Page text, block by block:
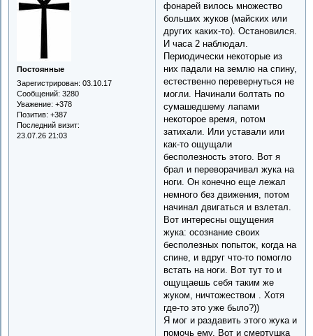
Постоянные
Зарегистрирован: 03.10.17
Сообщений: 3280
Уважение: +378
Позитив: +387
Последний визит:
23.07.26 21:03
фонарей вилось множество
больших жуков (майских или
других каких-то). Остановился.
И часа 2 наблюдал.
Периодически некоторые из
них падали на землю на спину,
естественно перевернуться не
могли. Начинали болтать по
сумашедшему лапами
некоторое время, потом
затихали. Или уставали или
как-то ощущали
бесполезность этого. Вот я
брал и переворачивал жука на
ноги. Он конечно еще лежал
немного без движения, потом
начинал двигаться и взлетал.
Вот интересны ощущения
жука: осознание своих
бесполезных попыток, когда на
спине, и вдруг что-то помогло
встать на ноги. Вот тут то и
ощущаешь себя таким же
жуком, ничтожеством . Хотя
где-то это уже было?))
Я мог и раздавить этого жука и
помочь ему. Вот и смертушка